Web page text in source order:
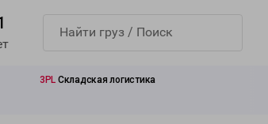
3PL Складская логистика